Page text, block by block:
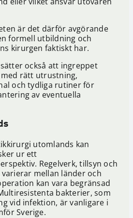
är det därför avgörande
formell utbildning och
kirurgen faktiskt har.
också att ingreppet
rätt utrustning,
och tydliga rutiner för
av eventuella
utomlands kan
ur ett
Regelverk, tillsyn och
mellan länder och
kan vara begränsad
bakterier, som
vid infektion, är vanligare i
Sverige.